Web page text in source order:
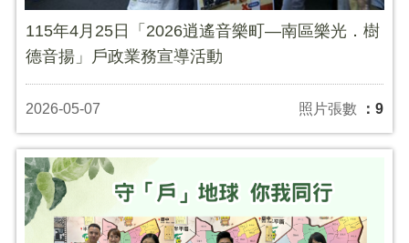
115年4月25日「2026逍遙音樂町—南區樂光．樹
德音揚」戶政業務宣導活動
2026-05-07 照片張數 ：9